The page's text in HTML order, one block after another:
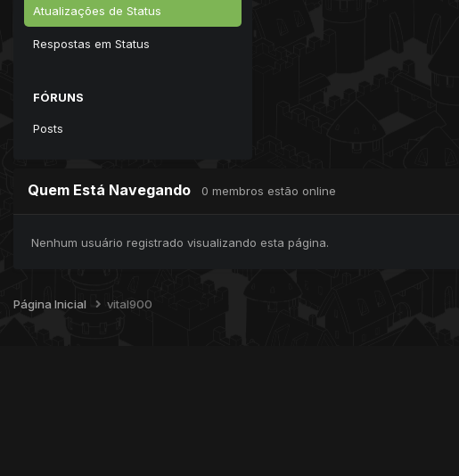
Atualizações de Status
Respostas em Status
FÓRUNS
Posts
Quem Está Navegando 0 membros estão online
Nenhum usuário registrado visualizando esta página.
Página Inicial vital900